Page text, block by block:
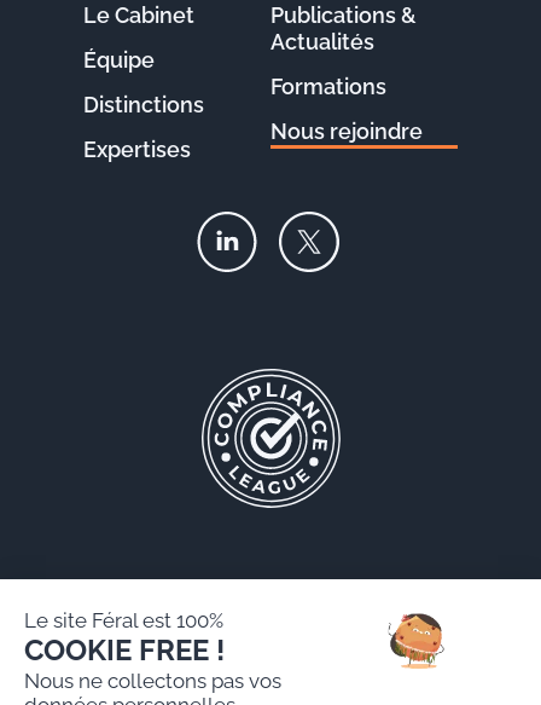
Le Cabinet
Équipe
Distinctions
Expertises
Publications &
Actualités
Formations
Nous rejoindre
Mentions légales
Le site Féral est 100%
COOKIE FREE !
Nous ne collectons pas vos